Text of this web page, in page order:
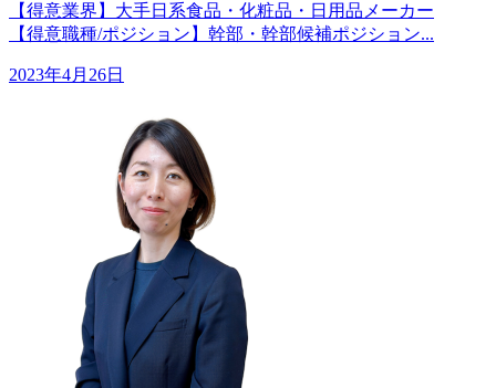
【得意業界】大手日系食品・化粧品・日用品メーカー
【得意職種/ポジション】幹部・幹部候補ポジション...
2023年4月26日